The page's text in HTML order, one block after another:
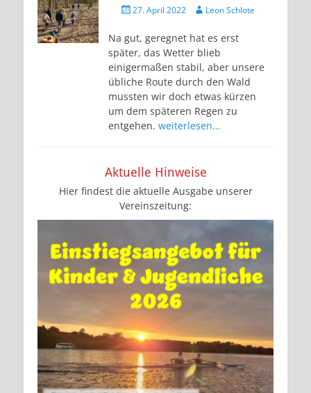
Veröffentlicht
27. April 2022 AutorLeon Schlote
Na gut, geregnet hat es erst
später, das Wetter blieb
einigermaßen stabil, aber unsere
übliche Route durch den Wald
mussten wir doch etwas kürzen
um dem späteren Regen zu
entgehen. weiterlesen…
Aktuelle Hinweise
Hier findest die aktuelle Ausgabe unserer
Vereinszeitung: